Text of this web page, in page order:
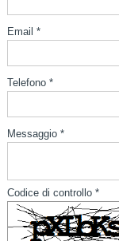
Email *
Telefono *
Messaggio *
Codice di controllo *